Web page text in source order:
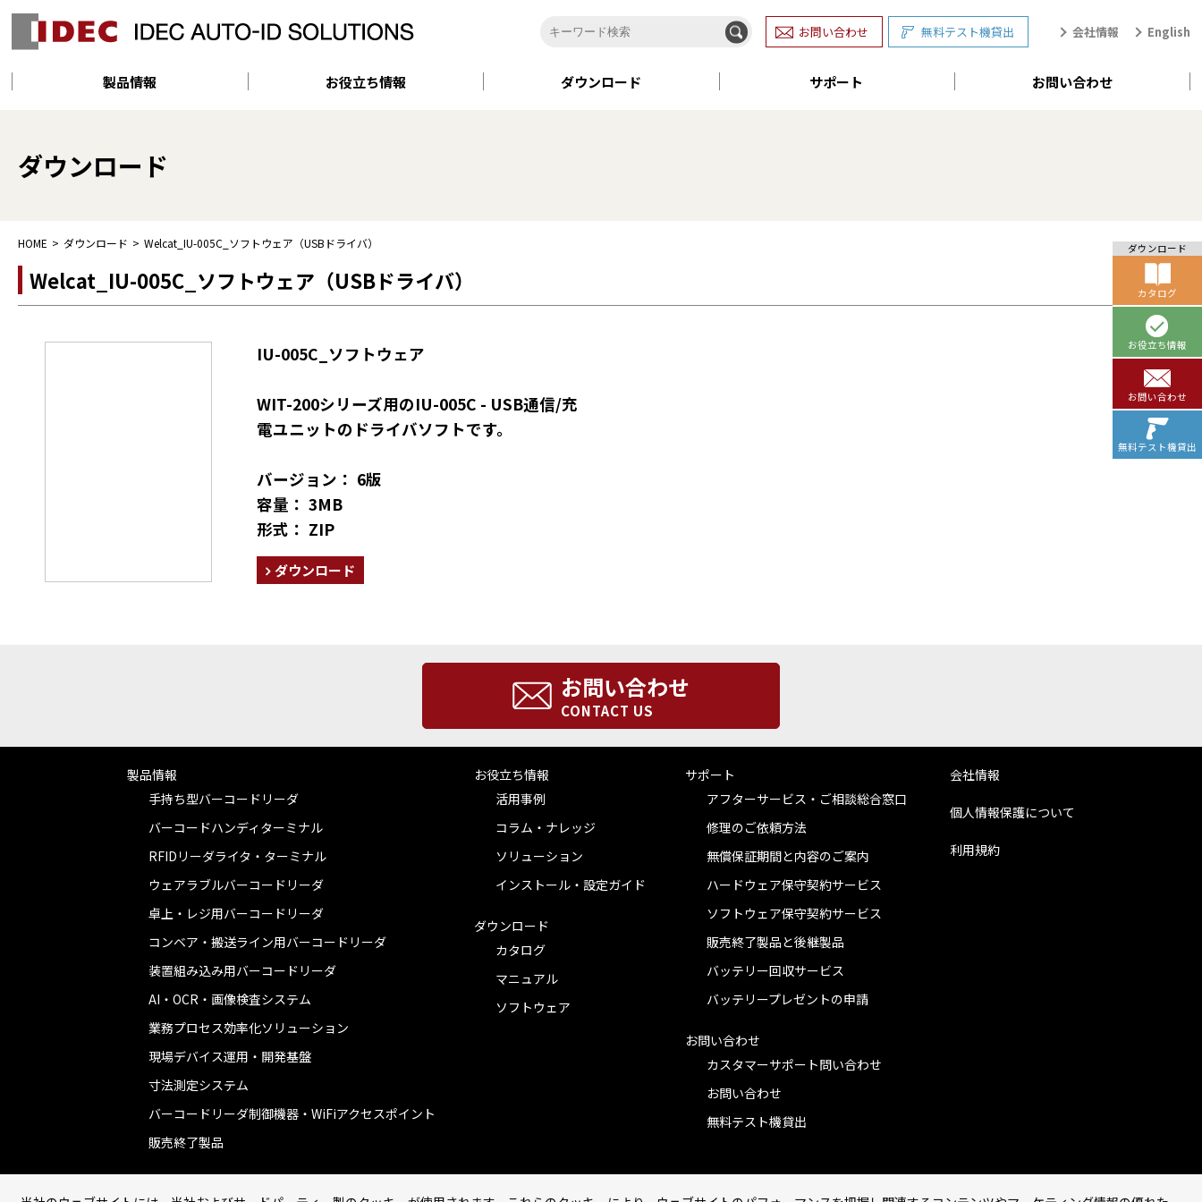
お問い合わせ 無料テスト機貸出 会社情報 English
製品情報 お役立ち情報 ダウンロード サポート お問い合わせ
ダウンロード
カタログ
お役立ち情報
お問い合わせ
無料テスト機貸出
ダウンロード
HOME ダウンロード Welcat_IU-005C_ソフトウェア（USBドライバ）
Welcat_IU-005C_ソフトウェア（USBドライバ）
IU-005C_ソフトウェア
WIT-200シリーズ用のIU-005C - USB通信/充
電ユニットのドライバソフトです。
バージョン： 6版
容量： 3MB
形式： ZIP
ダウンロード
お問い合わせ
CONTACT US
製品情報
手持ち型バーコードリーダ
バーコードハンディターミナル
RFIDリーダライタ・ターミナル
ウェアラブルバーコードリーダ
卓上・レジ用バーコードリーダ
コンベア・搬送ライン用バーコードリーダ
装置組み込み用バーコードリーダ
AI・OCR・画像検査システム
業務プロセス効率化ソリューション
現場デバイス運用・開発基盤
寸法測定システム
バーコードリーダ制御機器・WiFiアクセスポイント
販売終了製品
お役立ち情報
活用事例
コラム・ナレッジ
ソリューション
インストール・設定ガイド
ダウンロード
カタログ
マニュアル
ソフトウェア
サポート
アフターサービス・ご相談総合窓口
修理のご依頼方法
無償保証期間と内容のご案内
ハードウェア保守契約サービス
ソフトウェア保守契約サービス
販売終了製品と後継製品
バッテリー回収サービス
バッテリープレゼントの申請
お問い合わせ
カスタマーサポート問い合わせ
お問い合わせ
無料テスト機貸出
会社情報
個人情報保護について
利用規約